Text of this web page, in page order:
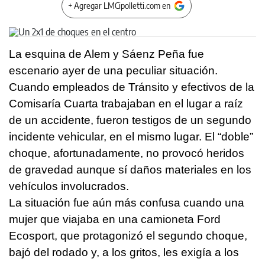
+ Agregar LMCipolletti.com en
La esquina de Alem y Sáenz Peña fue
escenario ayer de una peculiar situación.
Cuando empleados de Tránsito y efectivos de la
Comisaría Cuarta trabajaban en el lugar a raíz
de un accidente, fueron testigos de un segundo
incidente vehicular, en el mismo lugar. El “doble”
choque, afortunadamente, no provocó heridos
de gravedad aunque sí daños materiales en los
vehículos involucrados.
La situación fue aún más confusa cuando una
mujer que viajaba en una camioneta Ford
Ecosport, que protagonizó el segundo choque,
bajó del rodado y, a los gritos, les exigía a los